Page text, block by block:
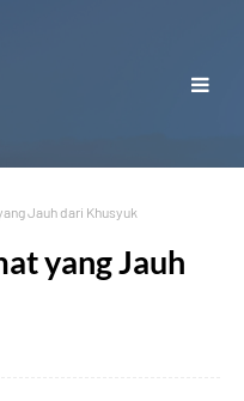
Jauh dari Khusyuk
yang Jauh